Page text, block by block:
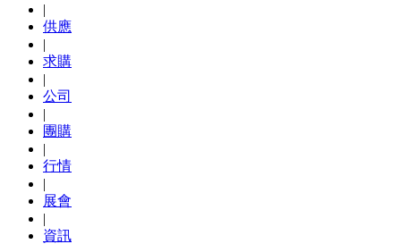
|
供應
|
求購
|
公司
|
團購
|
行情
|
展會
|
資訊